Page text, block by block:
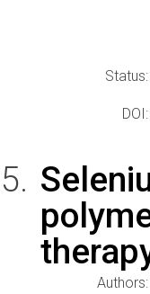
Status:
DOI:
Authors: